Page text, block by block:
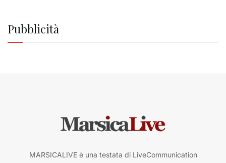
Pubblicità
MARSICALIVE è una testata di LiveCommunication